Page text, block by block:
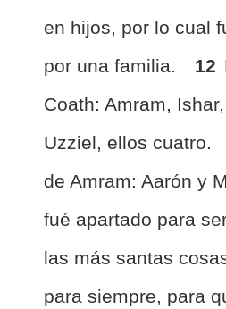
en hijos, por lo cual
por una familia.
12
Coath: Amram,
Uzziel, ellos cuatro.
de Amram: Aarón y
fué apartado para
las más santas
para siempre, para